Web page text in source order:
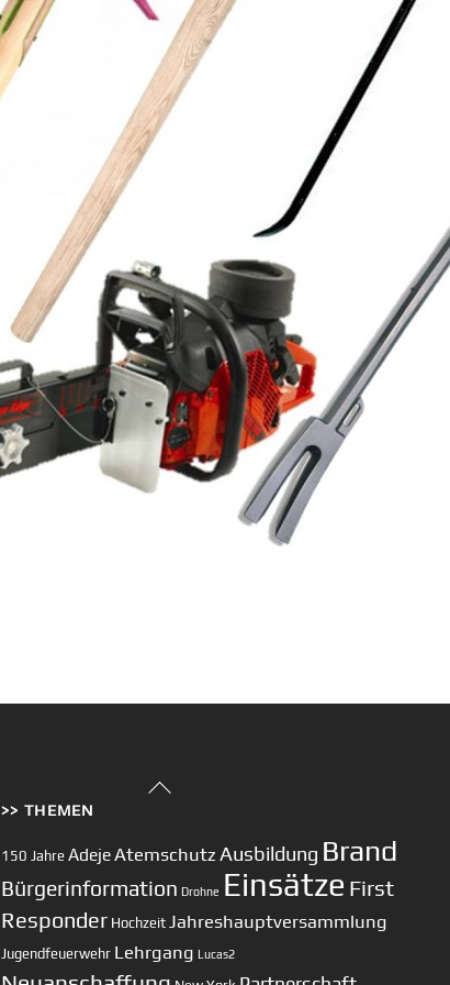
Back
>> THEMEN
150 Jahre AdejeAtemschutz Ausbildung Brand
Bürgerinformation Drohne Einsätze First
Responder Hochzeit Jahreshauptversammlung
Jugendfeuerwehr Lehrgang Lucas2